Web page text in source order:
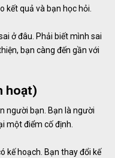
kết quả và bạn học hỏi.
ở đâu. Phải biết mình sai
bạn càng đến gần với
hoạt)
người bạn. Bạn là người
một điểm cố định.
kế hoạch. Bạn thay đổi kế